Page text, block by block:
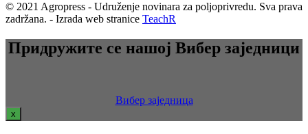
© 2021 Agropress - Udruženje novinara za poljoprivredu. Sva prava
zadržana. - Izrada web stranice TeachR
Придружите се нашој Вибер заједници
Вибер заједница
x